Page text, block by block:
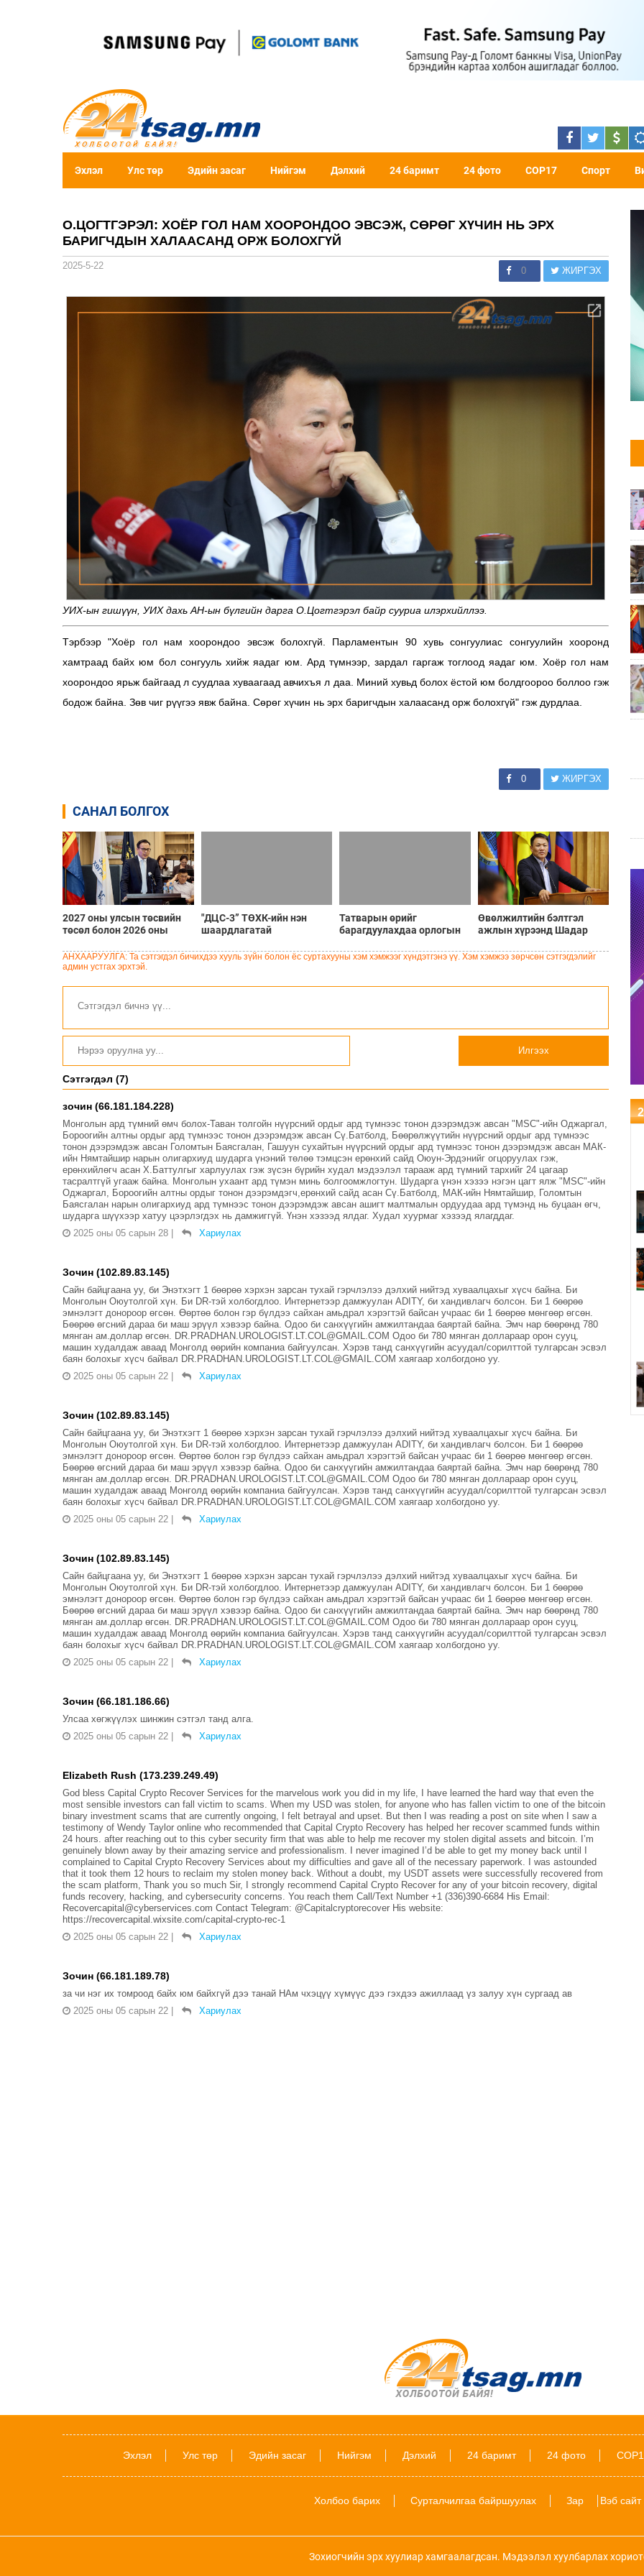
Эхлэл Улс төр Эдийн засаг Нийгэм Дэлхий 24 баримт 24 фото COP17 Спорт
О.ЦОГТГЭРЭЛ: ХОЁР ГОЛ НАМ ХООРОНДОО ЭВСЭЖ, СӨРӨГ ХҮЧИН НЬ ЭРХ
БАРИГЧДЫН ХАЛААСАНД ОРЖ БОЛОХГҮЙ
2025-5-22 0 ЖИРГЭХ
УИХ-ын гишүүн, УИХ дахь АН-ын бүлгийн дарга О.Цогтгэрэл байр сууриа илэрхийллээ.
Тэрбээр "Хоёр гол нам хоорондоо эвсэж болохгүй. Парламентын 90 хувь сонгуулиас сонгуулийн хооронд
хамтраад байх юм бол сонгууль хийж яадаг юм. Ард түмнээр, зардал гаргаж тоглоод яадаг юм. Хоёр гол нам
хоорондоо ярьж байгаад л суудлаа хуваагаад авчихъя л даа. Миний хувьд болох ёстой юм болдгоороо боллоо гэж
бодож байна. Зөв чиг рүүгээ явж байна. Сөрөг хүчин нь эрх баригчдын халаасанд орж болохгүй" гэж дурдлаа.
0 ЖИРГЭХ
САНАЛ БОЛГОХ
2027 оны улсын төсвийн
төсөл болон 2026 оны
төслийн олон нийтийн
хэлэлцүүлэг боллоо
"ДЦС-3” ТӨХК-ийн нэн
шаардлагатай
шинэчлэлийн төсвийг
Татварын өрийг
барагдуулахдаа орлогын
үлдээхээр хуульчилж,
Өвөлжилтийн бэлтгэл
ажлын хүрээнд Шадар
Дорноговь аймагт
АНХААРУУЛГА: Та сэтгэгдэл бичихдээ хууль зүйн болон ёс суртахууны хэм хэмжээг хүндэтгэнэ үү. Хэм хэмжээ зөрчсөн сэтгэгдэлийг
админ устгах эрхтэй.
Илгээх
Сэтгэгдэл (7)
зочин (66.181.184.228)
Монголын ард түмний өмч болох-Таван толгойн нүүрсний ордыг ард түмнээс тонон дээрэмдэж авсан "MSC"-ийн Оджаргал,
Бороогийн алтны ордыг ард түмнээс тонон дээрэмдэж авсан Сү.Батболд, Бөөрөлжүүтийн нүүрсний ордыг ард түмнээс
тонон дээрэмдэж авсан Голомтын Баясгалан, Гашуун сухайтын нүүрсний ордыг ард түмнээс тонон дээрэмдэж авсан МАК-
ийн Нямтайшир нарын олигархиуд шударга үнэний төлөө тэмцсэн ерөнхий сайд Оюун-Эрдэнийг огцоруулах гэж,
ерөнхийлөгч асан Х.Баттулгыг харлуулах гэж зүсэн бүрийн худал мэдээлэл тарааж ард түмний тархийг 24 цагаар
тасралтгүй угааж байна. Монголын ухаант ард түмэн минь болгоомжлогтун. Шударга үнэн хэзээ нэгэн цагт ялж "MSC"-ийн
Оджаргал, Бороогийн алтны ордыг тонон дээрэмдэгч,ерөнхий сайд асан Сү.Батболд, МАК-ийн Нямтайшир, Голомтын
Баясгалан нарын олигархиуд ард түмнээс тонон дээрэмдэж авсан ашигт малтмалын ордуудаа ард түмэнд нь буцаан өгч,
шударга шүүхээр хатуу цээрлэгдэх нь дамжиггүй. Үнэн хэзээд ялдаг. Худал хуурмаг хэзээд ялагддаг.
2025 оны 05 сарын 28
Хариулах
Зочин (102.89.83.145)
Сайн байцгаана уу, би Энэтхэгт 1 бөөрөө хэрхэн зарсан тухай гэрчлэлээ дэлхий нийтэд хуваалцахыг хүсч байна. Би
Монголын Оюутолгой хүн. Би DR-тэй холбогдлоо. Интернетээр дамжуулан ADITY, би хандивлагч болсон. Би 1 бөөрөө
эмнэлэгт донороор өгсөн. Өөртөө болон гэр бүлдээ сайхан амьдрал хэрэгтэй байсан учраас би 1 бөөрөө мөнгөөр өгсөн.
Бөөрөө өгсний дараа би маш эрүүл хэвээр байна. Одоо би санхүүгийн амжилтандаа баяртай байна. Эмч нар бөөрөнд 780
мянган ам.доллар өгсөн. DR.PRADHAN.UROLOGIST.LT.COL@GMAIL.COM Одоо би 780 мянган доллараар орон сууц,
машин худалдаж аваад Монголд өөрийн компаниа байгуулсан. Хэрэв танд санхүүгийн асуудал/сорилттой тулгарсан эсвэл
баян болохыг хүсч байвал DR.PRADHAN.UROLOGIST.LT.COL@GMAIL.COM хаягаар холбогдоно уу.
2025 оны 05 сарын 22
Хариулах
Зочин (102.89.83.145)
Сайн байцгаана уу, би Энэтхэгт 1 бөөрөө хэрхэн зарсан тухай гэрчлэлээ дэлхий нийтэд хуваалцахыг хүсч байна. Би
Монголын Оюутолгой хүн. Би DR-тэй холбогдлоо. Интернетээр дамжуулан ADITY, би хандивлагч болсон. Би 1 бөөрөө
эмнэлэгт донороор өгсөн. Өөртөө болон гэр бүлдээ сайхан амьдрал хэрэгтэй байсан учраас би 1 бөөрөө мөнгөөр өгсөн.
Бөөрөө өгсний дараа би маш эрүүл хэвээр байна. Одоо би санхүүгийн амжилтандаа баяртай байна. Эмч нар бөөрөнд 780
мянган ам.доллар өгсөн. DR.PRADHAN.UROLOGIST.LT.COL@GMAIL.COM Одоо би 780 мянган доллараар орон сууц,
машин худалдаж аваад Монголд өөрийн компаниа байгуулсан. Хэрэв танд санхүүгийн асуудал/сорилттой тулгарсан эсвэл
баян болохыг хүсч байвал DR.PRADHAN.UROLOGIST.LT.COL@GMAIL.COM хаягаар холбогдоно уу.
2025 оны 05 сарын 22
Хариулах
Зочин (102.89.83.145)
Сайн байцгаана уу, би Энэтхэгт 1 бөөрөө хэрхэн зарсан тухай гэрчлэлээ дэлхий нийтэд хуваалцахыг хүсч байна. Би
Монголын Оюутолгой хүн. Би DR-тэй холбогдлоо. Интернетээр дамжуулан ADITY, би хандивлагч болсон. Би 1 бөөрөө
эмнэлэгт донороор өгсөн. Өөртөө болон гэр бүлдээ сайхан амьдрал хэрэгтэй байсан учраас би 1 бөөрөө мөнгөөр өгсөн.
Бөөрөө өгсний дараа би маш эрүүл хэвээр байна. Одоо би санхүүгийн амжилтандаа баяртай байна. Эмч нар бөөрөнд 780
мянган ам.доллар өгсөн. DR.PRADHAN.UROLOGIST.LT.COL@GMAIL.COM Одоо би 780 мянган доллараар орон сууц,
машин худалдаж аваад Монголд өөрийн компаниа байгуулсан. Хэрэв танд санхүүгийн асуудал/сорилттой тулгарсан эсвэл
баян болохыг хүсч байвал DR.PRADHAN.UROLOGIST.LT.COL@GMAIL.COM хаягаар холбогдоно уу.
2025 оны 05 сарын 22
Хариулах
Зочин (66.181.186.66)
Улсаа хөгжүүлэх шинжин сэтгэл танд алга.
2025 оны 05 сарын 22
Хариулах
Elizabeth Rush (173.239.249.49)
God bless Capital Crypto Recover Services for the marvelous work you did in my life, I have learned the hard way that even the
most sensible investors can fall victim to scams. When my USD was stolen, for anyone who has fallen victim to one of the bitcoin
binary investment scams that are currently ongoing, I felt betrayal and upset. But then I was reading a post on site when I saw a
testimony of Wendy Taylor online who recommended that Capital Crypto Recovery has helped her recover scammed funds within
24 hours. after reaching out to this cyber security firm that was able to help me recover my stolen digital assets and bitcoin. I’m
genuinely blown away by their amazing service and professionalism. I never imagined I’d be able to get my money back until I
complained to Capital Crypto Recovery Services about my difficulties and gave all of the necessary paperwork. I was astounded
that it took them 12 hours to reclaim my stolen money back. Without a doubt, my USDT assets were successfully recovered from
the scam platform, Thank you so much Sir, I strongly recommend Capital Crypto Recover for any of your bitcoin recovery, digital
funds recovery, hacking, and cybersecurity concerns. You reach them Call/Text Number +1 (336)390-6684 His Email:
Recovercapital@cyberservices.com Contact Telegram: @Capitalcryptorecover His website:
https://recovercapital.wixsite.com/capital-crypto-rec-1
2025 оны 05 сарын 22
Хариулах
Зочин (66.181.189.78)
за чи нэг их томроод байх юм байхгүй дээ танай НАм чхэцүү хүмүүс дээ гэхдээ ажиллаад үз залуу хүн сургаад ав
2025 оны 05 сарын 22
Хариулах
Эхлэл Улс төр Эдийн засаг Нийгэм Дэлхий 24 баримт 24 фото
Холбоо барих Сурталчилгаа байршуулах Зар Вэб сайт
Зохиогчийн эрх хуулиар хамгаалагдсан. Мэдээлэл хуулбарлах